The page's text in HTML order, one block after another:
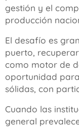
gestión y el
producción
El desafío es
puerto,
como motor de
oportunidad
sólidas, con
Cuando las
general